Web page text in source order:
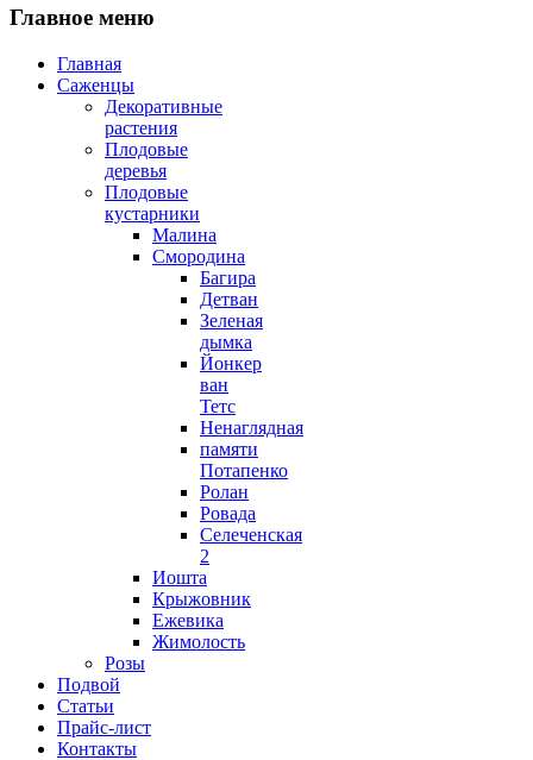
Главное меню
Главная
Саженцы
Декоративные
растения
Плодовые
деревья
Плодовые
кустарники
Малина
Смородина
Багира
Детван
Зеленая
дымка
Йонкер
ван
Тетс
Ненаглядная
памяти
Потапенко
Ролан
Ровада
Селеченская
2
Иошта
Крыжовник
Ежевика
Жимолость
Розы
Подвой
Статьи
Прайс-лист
Контакты